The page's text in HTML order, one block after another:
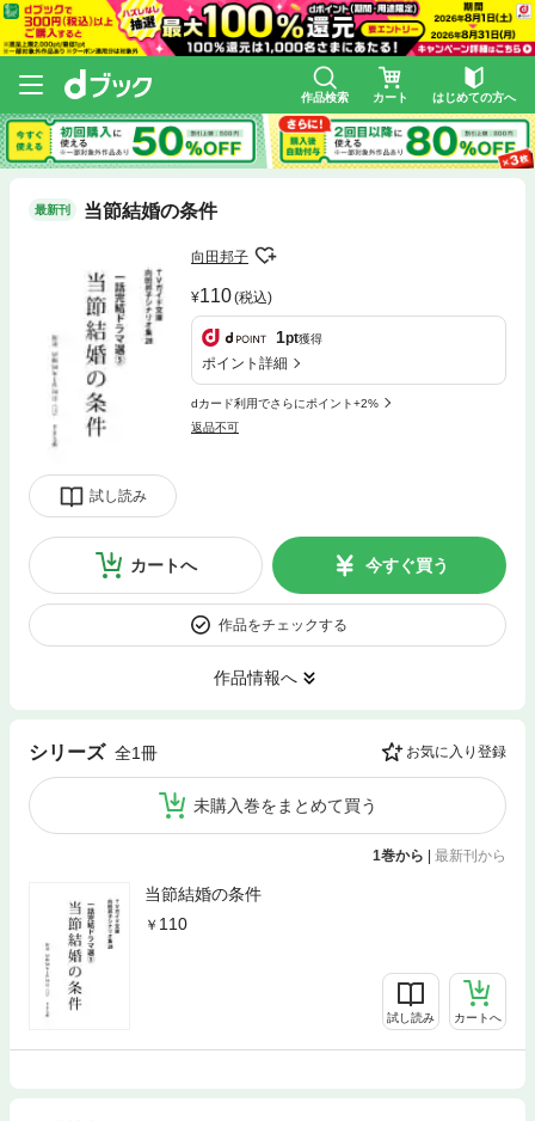
作品検索 カート はじめての方へ
最新刊 当節結婚の条件
試し読み
向田邦子
110(税込)
1pt獲得
ポイント詳細
dカード利用でさらにポイント+2%
返品不可
カートへ 今すぐ買う
作品をチェックする
作品情報へ
シリーズ 全1冊 お気に入り登録
未購入巻をまとめて買う
1巻から | 最新刊から
当節結婚の条件
110
試し読み カートへ